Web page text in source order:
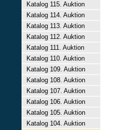
Katalog 115. Auktion
Katalog 114. Auktion
Katalog 113. Auktion
Katalog 112. Auktion
Katalog 111. Auktion
Katalog 110. Auktion
Katalog 109. Auktion
Katalog 108. Auktion
Katalog 107. Auktion
Katalog 106. Auktion
Katalog 105. Auktion
Katalog 104. Auktion